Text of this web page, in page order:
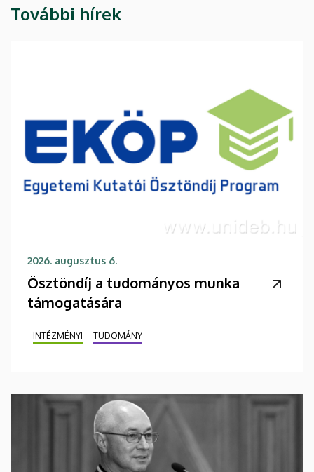
További hírek
2026. augusztus 6.
Ösztöndíj a tudományos munka
támogatására
INTÉZMÉNYI TUDOMÁNY